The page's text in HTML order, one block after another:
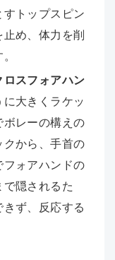
トップスピン
め、体力を削
スフォアハン
に大きくラケッ
ボレーの構えの
から、手首の
ォアハンドの
隠されるた
ず、反応する